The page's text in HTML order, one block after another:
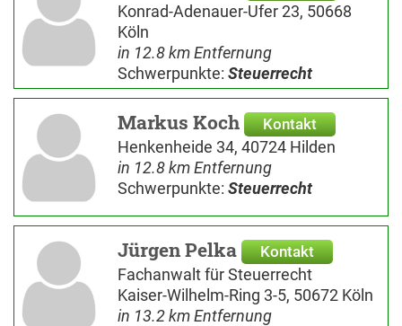
Konrad-Adenauer-Ufer 23, 50668
Köln
in 12.8 km Entfernung
Schwerpunkte: Steuerrecht
Markus Koch Kontakt
Henkenheide 34, 40724 Hilden
in 12.8 km Entfernung
Schwerpunkte: Steuerrecht
Jürgen Pelka Kontakt
Fachanwalt für Steuerrecht
Kaiser-Wilhelm-Ring 3-5, 50672 Köln
in 13.2 km Entfernung